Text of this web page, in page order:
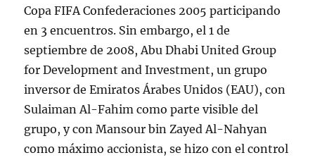
Copa FIFA Confederaciones 2005 participando
en 3 encuentros. Sin embargo, el 1 de
septiembre de 2008, Abu Dhabi United Group
for Development and Investment, un grupo
inversor de Emiratos Árabes Unidos (EAU), con
Sulaiman Al-Fahim como parte visible del
grupo, y con Mansour bin Zayed Al-Nahyan
como máximo accionista, se hizo con el control